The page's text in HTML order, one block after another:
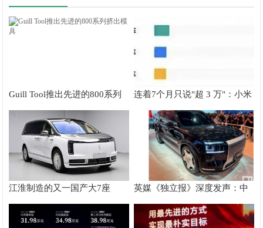
Guill Tool推出先进的800系列
挤出模具
连着7个月只说"超 3 万"：小米
在藏什么？
江淮制造的又一国产大7座
MPV，外观前卫时尚，侧滑
门，增程式动力
英媒《独立报》深度发声：中
国高端电动车正重塑全球豪华
车格局